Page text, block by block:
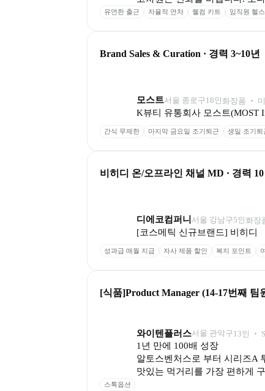
유연한 출근 자율적 연차 웰컴 키트 임직원 헬
Brand Sales & Curation · 경력 3~10년
모스트서울 종로구18인 화장품 ‧
K뷰티 유통회사 모스트(MOST
간식 무제한 마지막 금요일 조기퇴근 생일 조기퇴
비히디 온/오프라인 채널 MD · 경력
디에코컴퍼니 서울 강남구5인 화장
[코스메틱 신규브랜드] 비히디
성과급 매월 지급 자사 제품 할인 복지 포인트
[식품]Product Manager (14-17번째 팀
와이텐플러스서울 관악구13인 ‧
1년 만에 100배 성장
알토스벤처스로 부터 시리즈A
맛있는 먹거리를 가장 편하게
스톡옵션